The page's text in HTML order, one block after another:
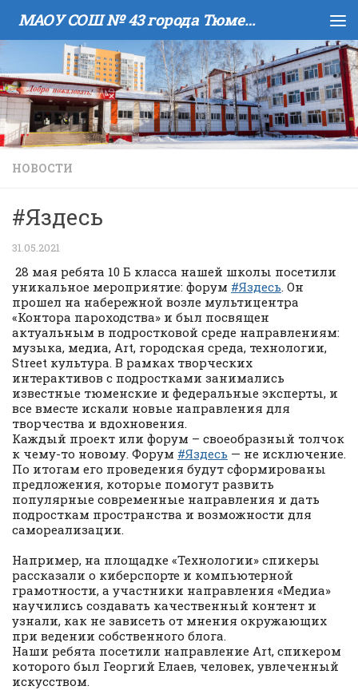
Skip to content МАОУ COШ № 43 города Тюмени имени В.И. Муравленко
НОВОСТИ
#Яздесь
31.05.2021
28 мая ребята 10 Б класса нашей школы посетили
уникальное мероприятие: форум #Яздесь. Он
прошел на набережной возле мультицентра
«Контора пароходства» и был посвящен
актуальным в подростковой среде направлениям:
музыка, медиа, Art, городская среда, технологии,
Street культура. В рамках творческих
интерактивов с подростками занимались
известные тюменские и федеральные эксперты, и
все вместе искали новые направления для
творчества и вдохновения.
Каждый проект или форум – своеобразный толчок
к чему-то новому. Форум #Яздесь — не исключение.
По итогам его проведения будут сформированы
предложения, которые помогут развить
популярные современные направления и дать
подросткам пространства и возможности для
самореализации.
Например, на площадке «Технологии» спикеры
рассказали о киберспорте и компьютерной
грамотности, а участники направления «Медиа»
научились создавать качественный контент и
узнали, как не зависеть от мнения окружающих
при ведении собственного блога.
Наши ребята посетили направление Art, спикером
которого был Георгий Елаев, человек, увлеченный
искусством.